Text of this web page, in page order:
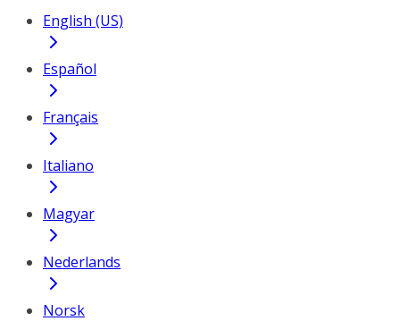
English (US)
Español
Français
Italiano
Magyar
Nederlands
Norsk